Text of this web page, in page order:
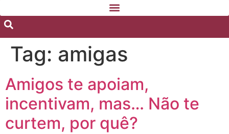
Tag: amigas
Amigos te apoiam,
incentivam, mas… Não te
curtem, por quê?